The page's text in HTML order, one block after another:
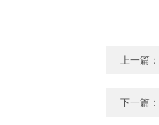
上一篇：
下一篇：